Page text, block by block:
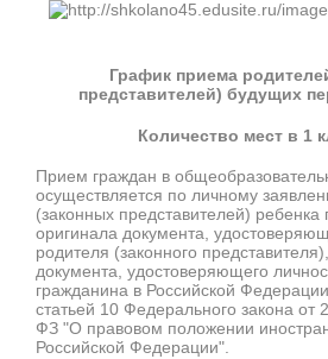
График приема
представителей) будущих
Количество мест в 1
Прием граждан в
осуществляется по личному
(законных представителей)
оригинала документа,
родителя (законного
документа, удостоверяющего
гражданина в Российской Федерации
статьей 10 Федерального закона от
ФЗ "О правовом положении
Российской Федерации".